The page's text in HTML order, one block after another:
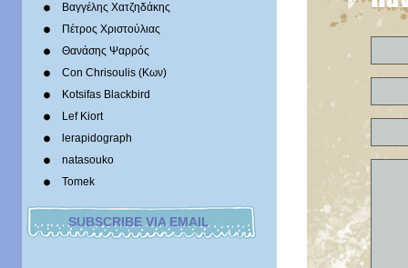
Βαγγέλης Χατζηδάκης
Πέτρος Χριστούλιας
Θανάσης Ψαρρός
Con Chrisoulis (Κων)
Kotsifas Blackbird
Lef Kiort
lerapidograph
natasouko
Tomek
SUBSCRIBE VIA EMAIL